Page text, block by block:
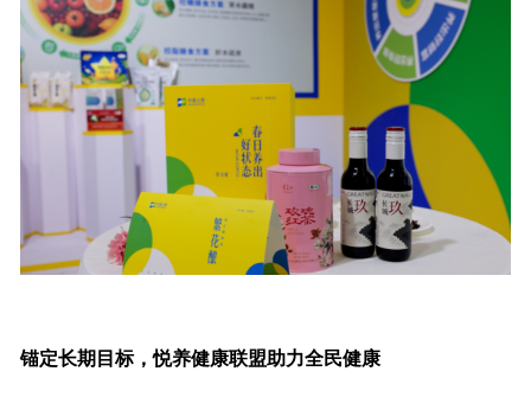
锚定长期目标，悦养健康联盟助力全民健康